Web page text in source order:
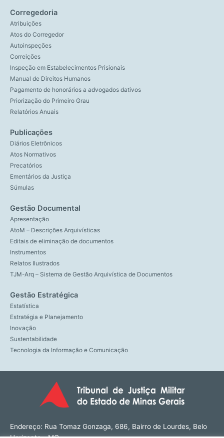
Corregedoria
Atribuições
Atos do Corregedor
Autoinspeções
Correições
Inspeção em Estabelecimentos Prisionais
Manual de Direitos Humanos
Pagamento de honorários a advogados dativos
Priorização do Primeiro Grau
Relatórios Anuais
Publicações
Diários Eletrônicos
Atos Normativos
Precatórios
Ementários da Justiça
Súmulas
Gestão Documental
Apresentação
AtoM – Descrições Arquivísticas
Editais de eliminação de documentos
Instrumentos
Relatos Ilustrados
TJM-Arq – Sistema de Gestão Arquivística de Documentos
Gestão Estratégica
Estatística
Estratégia e Planejamento
Inovação
Sustentabilidade
Tecnologia da Informação e Comunicação
Endereço: Rua Tomaz Gonzaga, 686, Bairro de Lourdes, Belo